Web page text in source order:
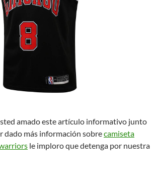
amado este artículo informativo junto
dado más información sobrecamiseta
le imploro que detenga por nuestra